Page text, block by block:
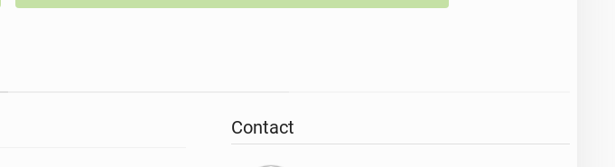
Contact